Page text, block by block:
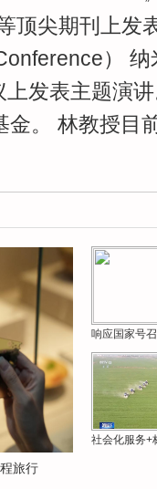
顶尖期刊上发
）
发表主题演
。 林教授目
旅行
响应国家号
社会化服务+